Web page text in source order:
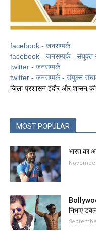
facebook - जनसम्पर्क
facebook - जनसम्पर्क - संयुक्त
twitter - जनसम्पर्क
twitter - जनसम्पर्क - संयुक्त
जिला प्रशासन इंदौर और शासन
MOST POPULAR
भारत का
निभाए